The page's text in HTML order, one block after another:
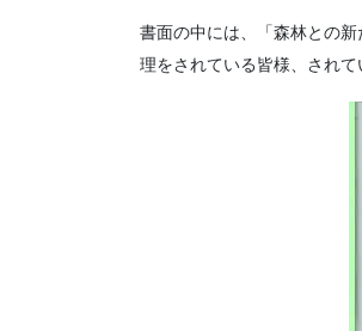
書面の中には、「森林との
理をされている皆様、され